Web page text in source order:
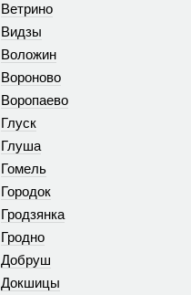
Ветрино
Видзы
Воложин
Вороново
Воропаево
Глуск
Глуша
Гомель
Городок
Гродзянка
Гродно
Добруш
Докшицы